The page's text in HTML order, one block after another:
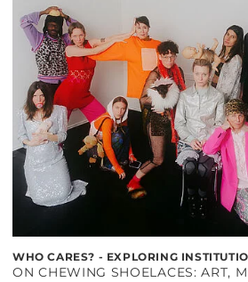
WHO CARES? - EXPLORING
ON CHEWING SHOELACES: ART,